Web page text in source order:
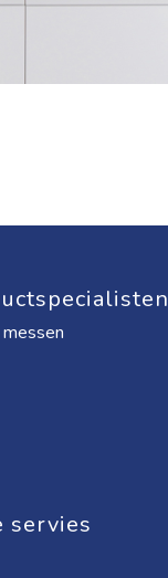
servies